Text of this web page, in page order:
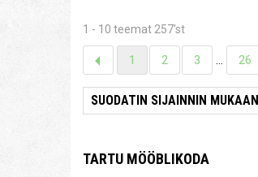
1 - 10 teemat 257'st
1 2 3 26
TARTU MÖÖBLIKODA